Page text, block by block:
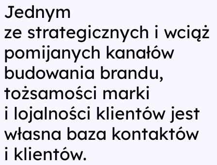
Jednym
ze strategicznych i wciąż
pomijanych kanałów
budowania brandu,
tożsamości marki
i lojalności klientów jest
własna baza kontaktów
i klientów.